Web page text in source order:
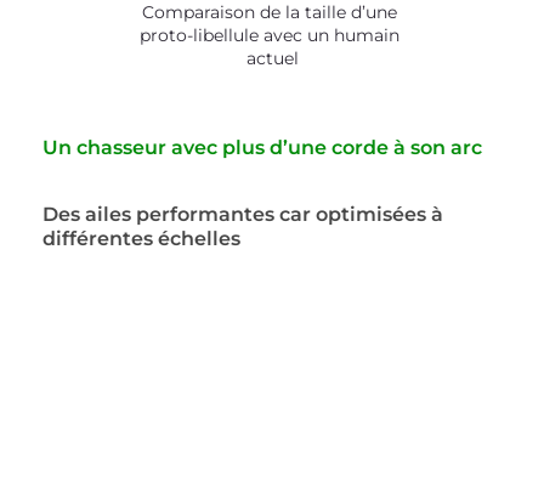
Comparaison de la taille d’une
proto-libellule avec un humain
actuel
Un chasseur avec plus d’une corde à son arc
Des ailes performantes car optimisées à
différentes échelles